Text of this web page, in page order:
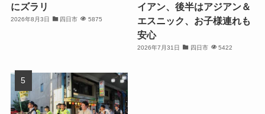
にズラリ
2026年8月3日 四日市 5875
イアン、後半はアジアン＆
エスニック、お子様連れも
安心
2026年7月31日 四日市 5422